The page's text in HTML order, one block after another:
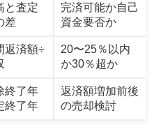
と査定
差
完済可能か自己
資金要否か
返済額÷
20〜25％以内
か30％超か
終了年
終了年
返済額増加前後
の売却検討